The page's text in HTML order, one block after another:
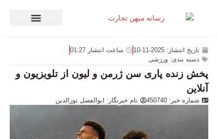
تاریخ انتشار: 2025-11-10 ساعت انتشار 01:27
دسته بندی: ورزشی
پخش زنده پاری سن ژرمن و لیون از تلویزیون و
آنلاین
شماره خبر: 450740 نام خبرنگار: ابوالفضل نورالدین